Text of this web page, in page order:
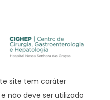
site tem caráter
não deve ser utilizado